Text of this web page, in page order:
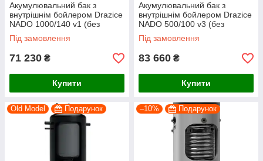
Акумулювальний бак з
внутрішнім бойлером Drazice
NADO 1000/140 v1 (без
ізоляції)
Під замовлення
71 230 ₴
Купити
Акумулювальний бак з
внутрішнім бойлером Drazice
NADO 500/100 v3 (без
ізоляції)
Під замовлення
83 660 ₴
Купити
Old Model Подарунок –10% Подарунок